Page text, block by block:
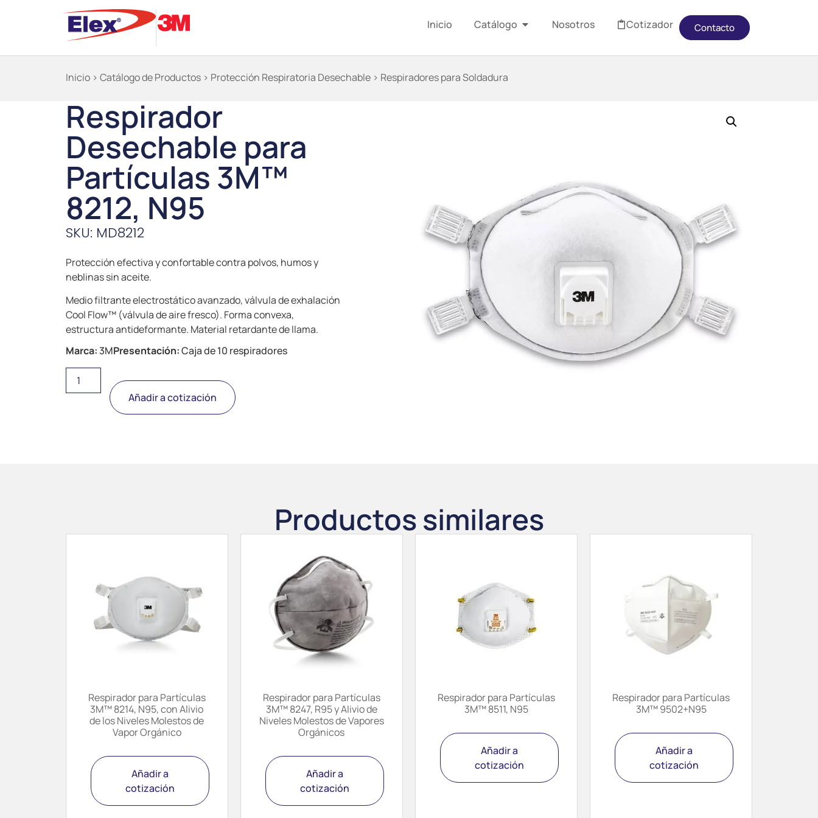
Inicio Catálogo Nosotros Cotizador Contacto
Inicio> Catálogo de Productos> Protección Respiratoria Desechable> Respiradores para Soldadura
Respirador
Desechable para
Partículas 3M™
8212, N95
SKU: MD8212
Protección efectiva y confortable contra polvos, humos y
neblinas sin aceite.
Medio filtrante electrostático avanzado, válvula de exhalación
Cool Flow™ (válvula de aire fresco). Forma convexa,
estructura antideformante. Material retardante de llama.
Marca:3MPresentación:Caja de 10 respiradores
Añadir a cotización
Productos similares
Respirador para Partículas
3M™ 8214, N95, con Alivio
de los Niveles Molestos de
Vapor Orgánico
Añadir a
cotización
Respirador para Partículas
3M™ 8247, R95 y Alivio de
Niveles Molestos de Vapores
Orgánicos
Añadir a
cotización
Respirador para Partículas
3M™ 8511, N95
Añadir a
cotización
Respirador para Partículas
3M™ 9502+N95
Añadir a
cotización